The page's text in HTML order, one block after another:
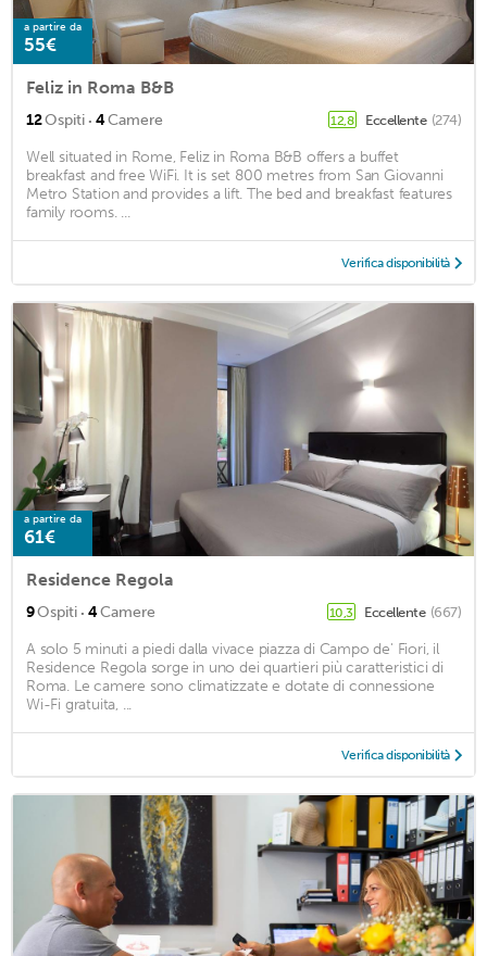
a partire da
55€
Feliz in Roma B&B
12Ospiti · 4Camere 12,8 Eccellente (274)
Well situated in Rome, Feliz in Roma B&B offers a buffet
breakfast and free WiFi. It is set 800 metres from San Giovanni
Metro Station and provides a lift. The bed and breakfast features
family rooms. ...
Verifica disponibilità
a partire da
61€
Residence Regola
9Ospiti · 4Camere 10,3 Eccellente (667)
A solo 5 minuti a piedi dalla vivace piazza di Campo de' Fiori, il
Residence Regola sorge in uno dei quartieri più caratteristici di
Roma. Le camere sono climatizzate e dotate di connessione
Wi-Fi gratuita, ...
Verifica disponibilità